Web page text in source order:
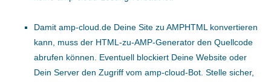
Damit amp-cloud.de Deine Site zu AMPHTML konvertieren
kann, muss der HTML-zu-AMP-Generator den Quellcode
abrufen können. Eventuell blockiert Deine Website oder
Dein Server den Zugriff vom amp-cloud-Bot. Stelle sicher,